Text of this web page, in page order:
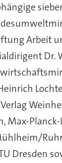
Arbeit
Dr.
Max-
Dresden